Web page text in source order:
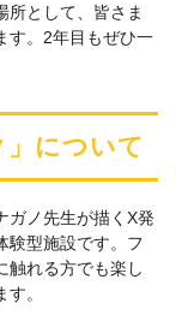
所として、皆さま
す。2年目もぜひ一
について
ガノ先生が描くX発
験型施設です。フ
触れる方でも楽し
。